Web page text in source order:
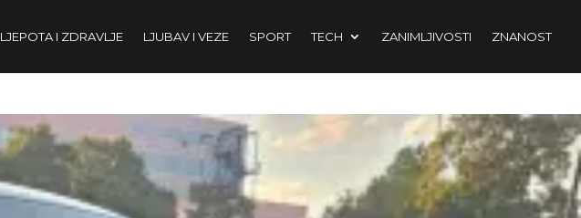
LJEPOTA I ZDRAVLJE LJUBAV I VEZE SPORT TECH ZANIMLJIVOSTI ZNANOST